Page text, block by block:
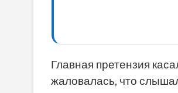
Главная претензия
жаловалась, что